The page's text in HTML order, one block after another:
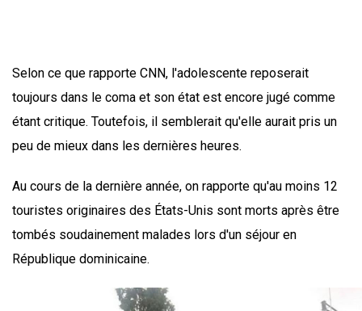
Selon ce que rapporte CNN, l'adolescente reposerait
toujours dans le coma et son état est encore jugé comme
étant critique. Toutefois, il semblerait qu'elle aurait pris un
peu de mieux dans les dernières heures.
Au cours de la dernière année, on rapporte qu'au moins 12
touristes originaires des États-Unis sont morts après être
tombés soudainement malades lors d'un séjour en
République dominicaine.